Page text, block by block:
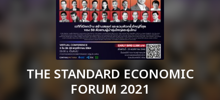
THE STANDARD ECONOMIC
FORUM 2021